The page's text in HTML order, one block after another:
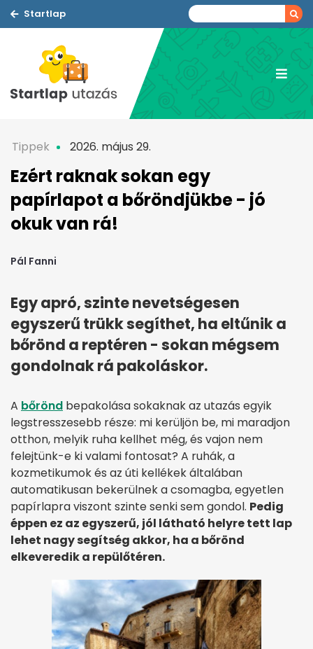
Startlap
Tippek 2026. május 29.
Ezért raknak sokan egy
papírlapot a bőröndjükbe - jó
okuk van rá!
Pál Fanni
Egy apró, szinte nevetségesen
egyszerű trükk segíthet, ha eltűnik a
bőrönd a reptéren - sokan mégsem
gondolnak rá pakoláskor.
A bőrönd bepakolása sokaknak az utazás egyik
legstresszesebb része: mi kerüljön be, mi maradjon
otthon, melyik ruha kellhet még, és vajon nem
felejtünk-e ki valami fontosat? A ruhák, a
kozmetikumok és az úti kellékek általában
automatikusan bekerülnek a csomagba, egyetlen
papírlapra viszont szinte senki sem gondol. Pedig
éppen ez az egyszerű, jól látható helyre tett lap
lehet nagy segítség akkor, ha a bőrönd
elkeveredik a repülőtéren.